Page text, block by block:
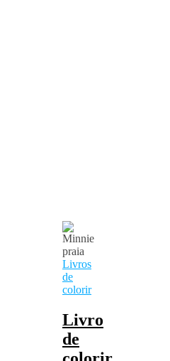
Livros
de
colorir
Livro
de